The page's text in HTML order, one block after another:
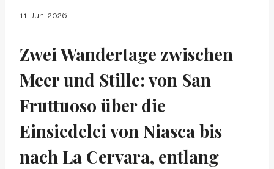
11. Juni 2026
Zwei Wandertage zwischen
Meer und Stille: von San
Fruttuoso über die
Einsiedelei von Niasca bis
nach La Cervara, entlang